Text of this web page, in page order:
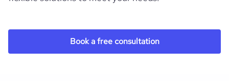
Book a free consultation